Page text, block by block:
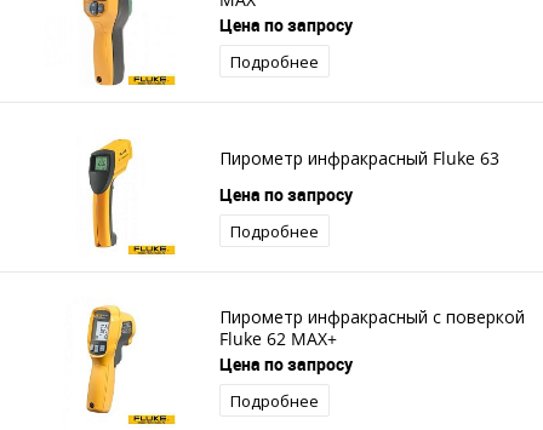
Цена по запросу
Подробнее
Пирометр инфракрасный Fluke 63
Цена по запросу
Подробнее
Пирометр инфракрасный с поверкой
Fluke 62 MAX+
Цена по запросу
Подробнее